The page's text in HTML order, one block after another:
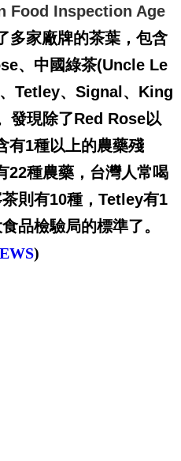
Food Inspection Age
多家廠牌的茶葉，包含
、中國綠茶(Uncle Le
、 Tetley、 Signal 、 King
發現除了Red Rose以
有1種以上的農藥殘
22種農藥，台灣人常喝
則有10種， Tetley有1
品檢驗局的標準了。
)